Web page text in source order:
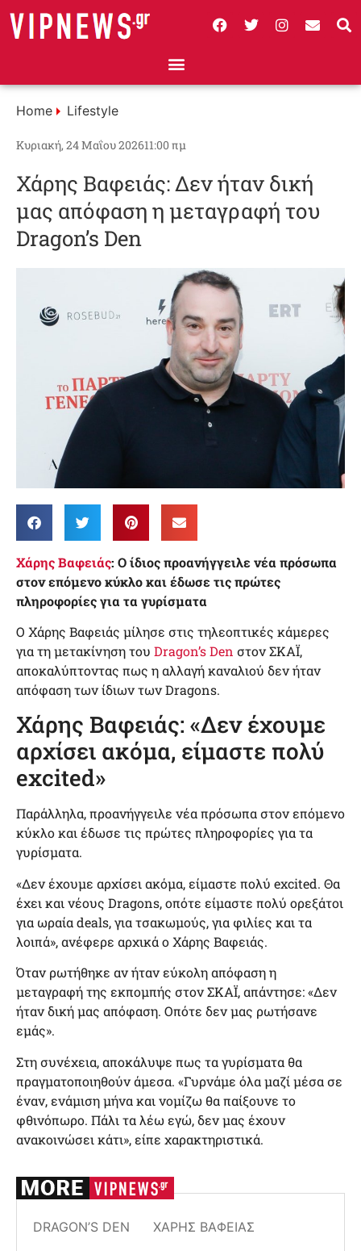
Home Lifestyle
Κυριακή, 24 Μαΐου 202611:00 πμ
Χάρης Βαφειάς: Δεν ήταν δική
μας απόφαση η μεταγραφή του
Dragon’s Den
Χάρης Βαφειάς: O ίδιος προανήγγειλε νέα πρόσωπα
στον επόμενο κύκλο και έδωσε τις πρώτες
πληροφορίες για τα γυρίσματα
Ο Χάρης Βαφειάς μίλησε στις τηλεοπτικές κάμερες
για τη μετακίνηση του Dragon’s Den στον ΣΚΑΪ,
αποκαλύπτοντας πως η αλλαγή καναλιού δεν ήταν
απόφαση των ίδιων των Dragons.
Χάρης Βαφειάς: «Δεν έχουμε
αρχίσει ακόμα, είμαστε πολύ
excited»
Παράλληλα, προανήγγειλε νέα πρόσωπα στον επόμενο
κύκλο και έδωσε τις πρώτες πληροφορίες για τα
γυρίσματα.
«Δεν έχουμε αρχίσει ακόμα, είμαστε πολύ excited. Θα
έχει και νέους Dragons, οπότε είμαστε πολύ ορεξάτοι
για ωραία deals, για τσακωμούς, για φιλίες και τα
λοιπά», ανέφερε αρχικά ο Χάρης Βαφειάς.
Όταν ρωτήθηκε αν ήταν εύκολη απόφαση η
μεταγραφή της εκπομπής στον ΣΚΑΪ, απάντησε: «Δεν
ήταν δική μας απόφαση. Οπότε δεν μας ρωτήσανε
εμάς».
Στη συνέχεια, αποκάλυψε πως τα γυρίσματα θα
πραγματοποιηθούν άμεσα. «Γυρνάμε όλα μαζί μέσα σε
έναν, ενάμιση μήνα και νομίζω θα παίξουνε το
φθινόπωρο. Πάλι τα λέω εγώ, δεν μας έχουν
ανακοινώσει κάτι», είπε χαρακτηριστικά.
DRAGON’S DEN ΧΆΡΗΣ ΒΑΦΕΙΆΣ